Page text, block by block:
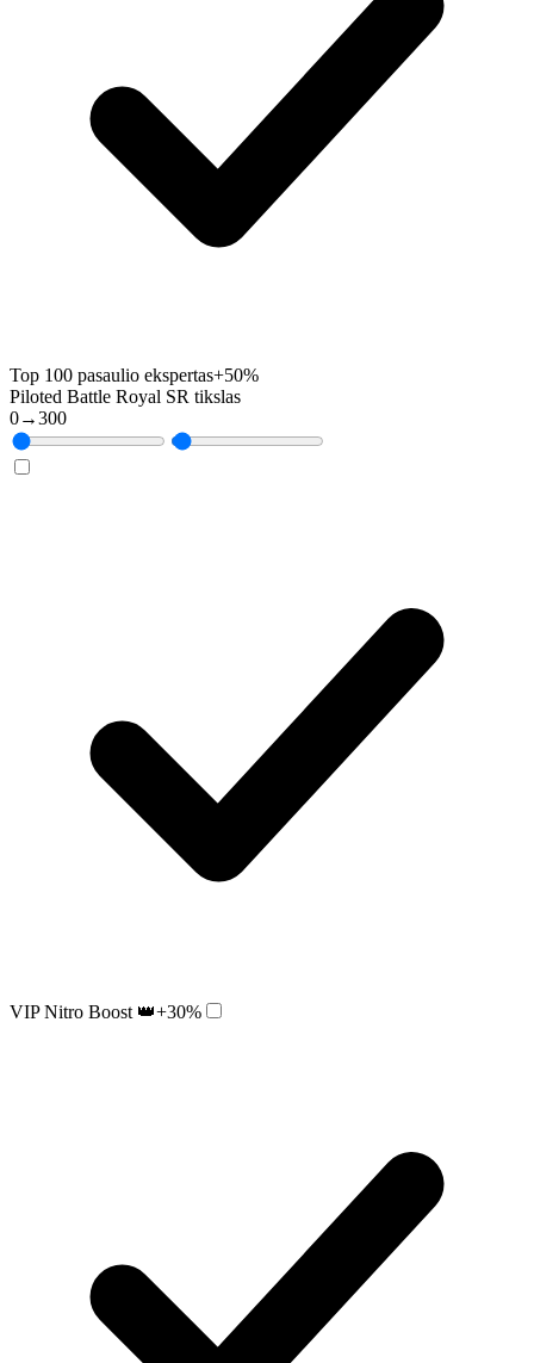
Top 100 pasaulio ekspertas+50%
Piloted Battle Royal SR tikslas
0→300
VIP Nitro Boost 👑+30%